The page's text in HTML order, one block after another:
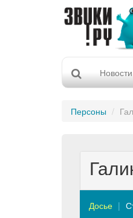
Новости
Персоны
Досье